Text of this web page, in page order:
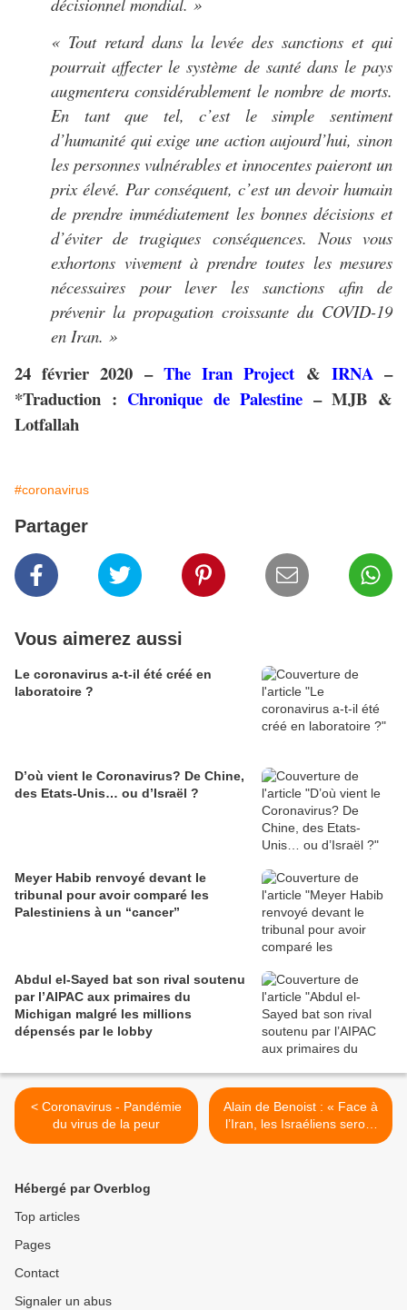
« Tout retard dans la levée des sanctions et qui
pourrait affecter le système de santé dans le pays
augmentera considérablement le nombre de morts.
En tant que tel, c’est le simple sentiment
d’humanité qui exige une action aujourd’hui, sinon
les personnes vulnérables et innocentes paieront un
prix élevé. Par conséquent, c’est un devoir humain
de prendre immédiatement les bonnes décisions et
d’éviter de tragiques conséquences. Nous vous
exhortons vivement à prendre toutes les mesures
nécessaires pour lever les sanctions afin de
prévenir la propagation croissante du COVID-19
en Iran. »
24 février 2020 – The Iran Project & IRNA–
*Traduction : Chronique de Palestine – MJB &
Lotfallah
#coronavirus
Partager
Vous aimerez aussi
Le coronavirus a-t-il été créé en
laboratoire ?
D’où vient le Coronavirus? De Chine,
des Etats-Unis… ou d’Israël ?
Meyer Habib renvoyé devant le
tribunal pour avoir comparé les
Palestiniens à un “cancer”
Abdul el-Sayed bat son rival soutenu
par l’AIPAC aux primaires du
Michigan malgré les millions
dépensés par le lobby
< Coronavirus - Pandémie
du virus de la peur
Alain de Benoist : « Face à
l’Iran, les Israéliens seront
toujours prêts à mourir
Hébergé par Overblog
Top articles
Pages
Contact
Signaler un abus